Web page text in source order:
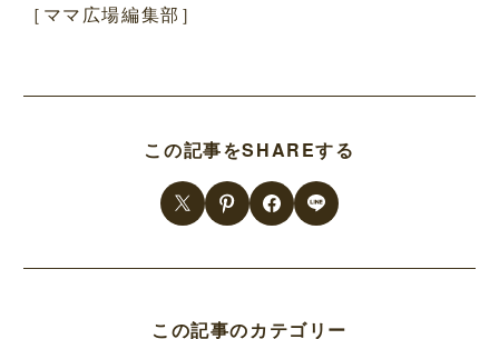
［ママ広場編集部］
この記事をSHAREする
この記事のカテゴリー